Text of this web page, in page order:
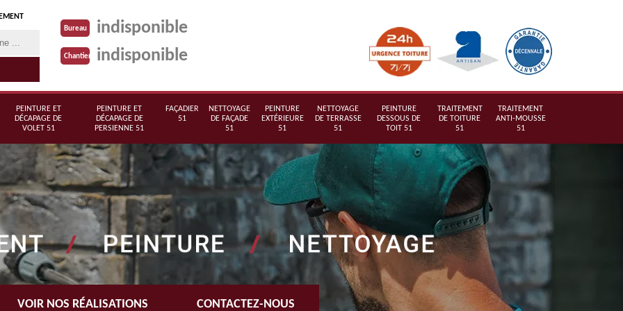
Bureau indisponible
Chantier indisponible
PEINTURE ET
DÉCAPAGE DE
VOLET 51
PEINTURE ET
DÉCAPAGE DE
PERSIENNE 51
FAÇADIER
51
NETTOYAGE
DE FAÇADE
51
PEINTURE
EXTÉRIEURE
51
NETTOYAGE
DE TERRASSE
51
PEINTURE
DESSOUS DE
TOIT 51
TRAITEMENT
DE TOITURE
51
TRAITEMENT
ANTI-MOUSSE
51
VOIR NOS RÉALISATIONS CONTACTEZ-NOUS